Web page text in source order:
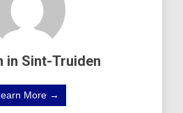
in Sint-Truiden
More →